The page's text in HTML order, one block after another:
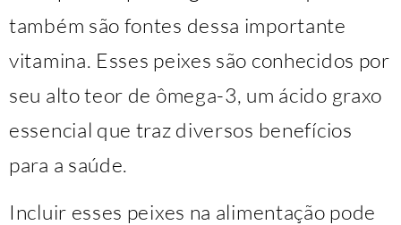
também são fontes dessa importante
vitamina. Esses peixes são conhecidos por
seu alto teor de ômega-3, um ácido graxo
essencial que traz diversos benefícios
para a saúde.
Incluir esses peixes na alimentação pode